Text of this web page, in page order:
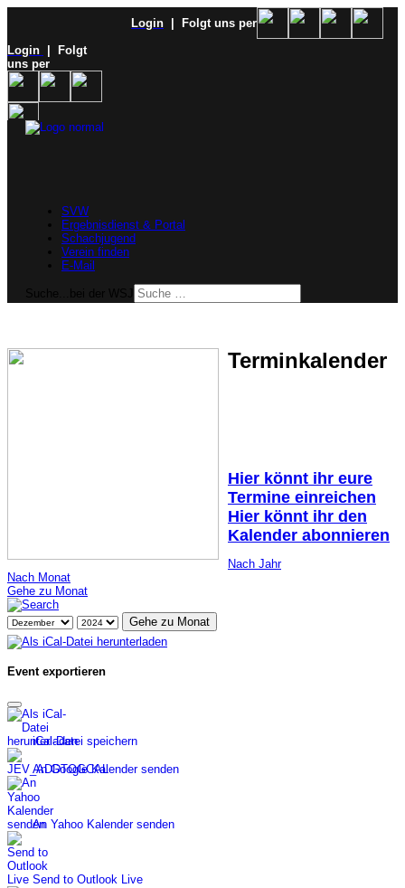
Login
| Folgt uns per
Login
| Folgt
uns per
SVW
Ergebnisdienst & Portal
Schachjugend
Verein finden
E-Mail
Terminkalender
Hier könnt ihr eure
Termine einreichen
Hier könnt ihr den
Kalender abonnieren
Nach Jahr
Nach Monat
Gehe zu Monat
Gehe zu Monat
Event exportieren
iCal-Datei speichern
An Google Kalender senden
An Yahoo Kalender senden
Send to Outlook Live